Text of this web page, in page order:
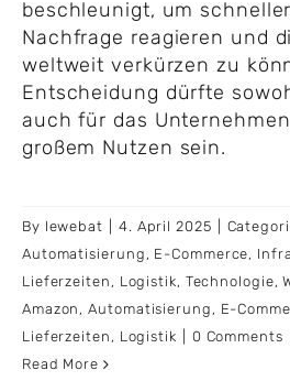
beschleunigt, um
Nachfrage reagieren und
weltweit verkürzen zu
Entscheidung dürfte
auch für das
großem Nutzen sein.
By lewebat 4. April 2025
Automatisierung , E-Commerce,
Lieferzeiten , Logistik, Technologie,
Amazon ,Automatisierung , E-
Lieferzeiten , Logistik
0 Comments
Read More